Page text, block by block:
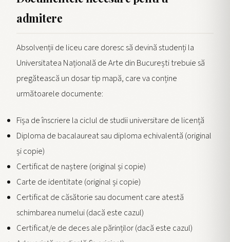
admitere
Absolvenții de liceu care doresc să devină studenți la
Universitatea Națională de Arte din București trebuie să
pregătească un dosar tip mapă, care va conține
următoarele documente:
Fișa de înscriere la ciclul de studii universitare de licență
Diploma de bacalaureat sau diploma echivalentă (original
și copie)
Certificat de naștere (original și copie)
Carte de identitate (original și copie)
Certificat de căsătorie sau document care atestă
schimbarea numelui (dacă este cazul)
Certificat/e de deces ale părinților (dacă este cazul)